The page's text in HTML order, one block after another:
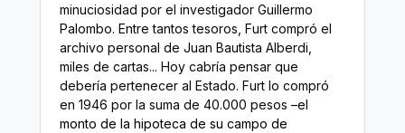
minuciosidad por el investigador Guillermo
Palombo. Entre tantos tesoros, Furt compró el
archivo personal de Juan Bautista Alberdi,
miles de cartas... Hoy cabría pensar que
debería pertenecer al Estado. Furt lo compró
en 1946 por la suma de 40.000 pesos–el
monto de la hipoteca de su campo de